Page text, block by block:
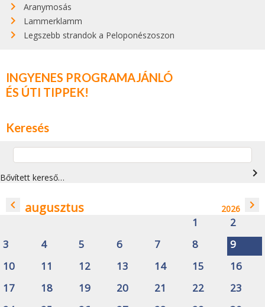
Aranymosás
Lammerklamm
Legszebb strandok a Peloponészoszon
INGYENES PROGRAMAJÁNLÓ
ÉS ÚTI TIPPEK!
Keresés
Bővített kereső… navigate_next
navigate_before augusztus 2026 navigate_next
1
2
3
4 5 6 7 8
9
10
11 12 13 14 15
16
17
18 19 20 21 22
23